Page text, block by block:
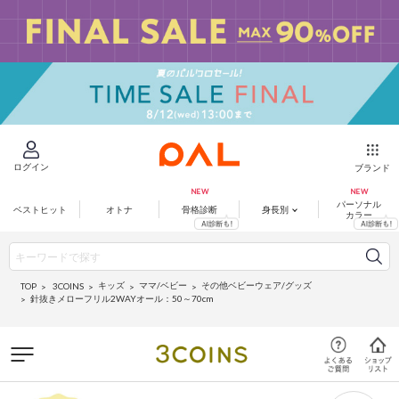
ログイン ブランド
ベストヒット オトナ 骨格診断 身長別
パーソナル
カラー
TOP 3COINS キッズ ママ/ベビー
その他ベビーウェア/グッズ
針抜きメローフリル2WAYオール：50～70cm